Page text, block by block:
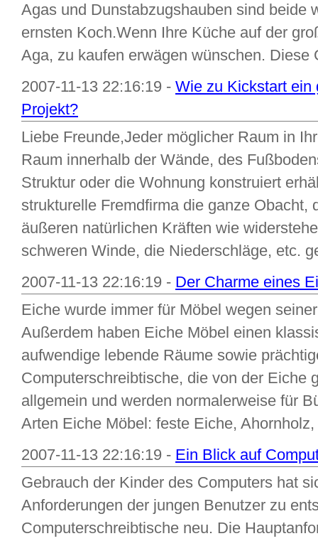
Agas und Dunstabzugshauben sind beide
ernsten Koch.Wenn Ihre Küche auf der
Aga, zu kaufen erwägen wünschen. Diese
2007-11-13 22:16:19 - Wie zu Kickstart ein
Projekt?
Liebe Freunde,Jeder möglicher Raum in
Raum innerhalb der Wände, des
Struktur oder die Wohnung konstruiert
strukturelle Fremdfirma die ganze Obacht,
äußeren natürlichen Kräften wie
schweren Winde, die Niederschläge, etc.
2007-11-13 22:16:19 - Der Charme eines
Eiche wurde immer für Möbel wegen
Außerdem haben Eiche Möbel einen
aufwendige lebende Räume sowie
Computerschreibtische, die von der Eiche
allgemein und werden normalerweise für
Arten Eiche Möbel: feste Eiche,
2007-11-13 22:16:19 - Ein Blick auf
Gebrauch der Kinder des Computers hat
Anforderungen der jungen Benutzer zu
Computerschreibtische neu. Die